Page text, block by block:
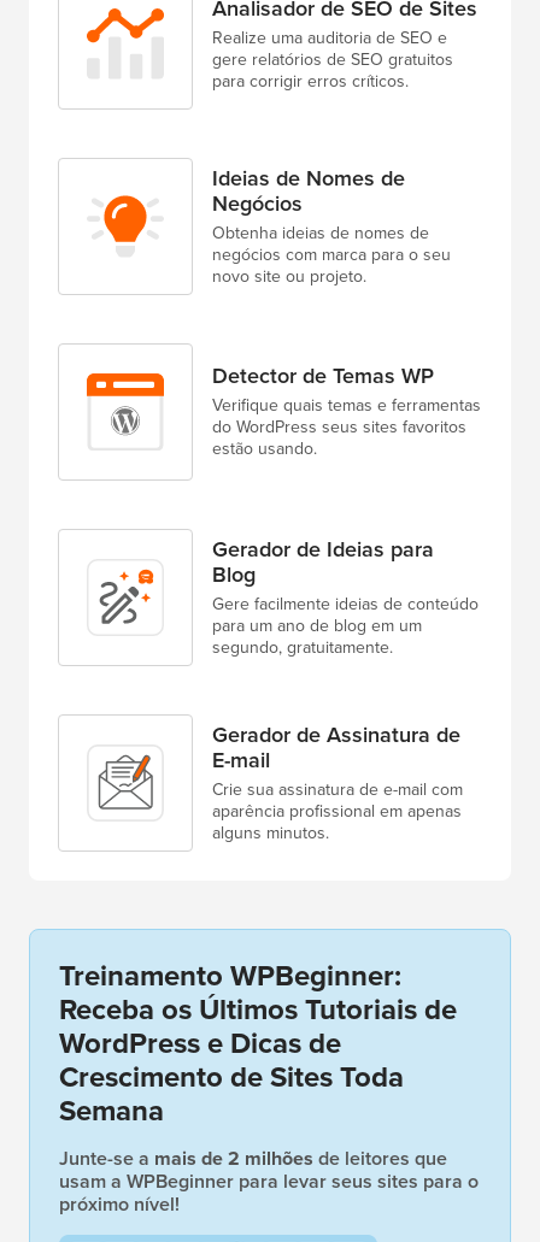
Analisador de SEO de Sites
Realize uma auditoria de SEO e
gere relatórios de SEO gratuitos
para corrigir erros críticos.
Ideias de Nomes de
Negócios
Obtenha ideias de nomes de
negócios com marca para o seu
novo site ou projeto.
Detector de Temas WP
Verifique quais temas e ferramentas
do WordPress seus sites favoritos
estão usando.
Gerador de Ideias para
Blog
Gere facilmente ideias de conteúdo
para um ano de blog em um
segundo, gratuitamente.
Gerador de Assinatura de
E-mail
Crie sua assinatura de e-mail com
aparência profissional em apenas
alguns minutos.
Treinamento WPBeginner:
Receba os Últimos Tutoriais de
WordPress e Dicas de
Crescimento de Sites Toda
Semana
Junte-se a mais de 2 milhões de leitores que
usam a WPBeginner para levar seus sites para o
próximo nível!